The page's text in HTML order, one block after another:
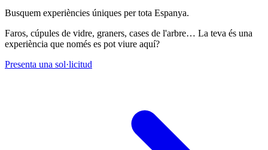
Busquem experiències úniques per tota Espanya.
Faros, cúpules de vidre, graners, cases de l'arbre… La teva és una
experiència que només es pot viure aquí?
Presenta una sol·licitud